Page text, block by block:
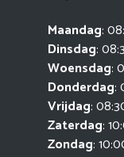
Maandag:
Dinsdag:
Woensdag:
Donderdag:
Vrijdag:
Zaterdag:
Zondag: